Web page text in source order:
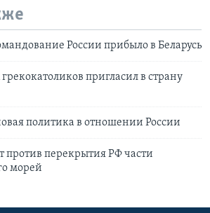
России прибыло в Беларусь
пригласил в страну
политика в отношении России
против перекрытия РФ части
морей